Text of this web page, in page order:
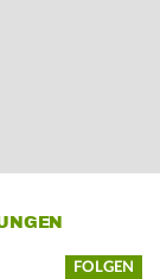
FOLGEN